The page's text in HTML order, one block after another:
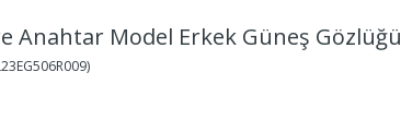
Anahtar Model Erkek Güneş Gözlüğü